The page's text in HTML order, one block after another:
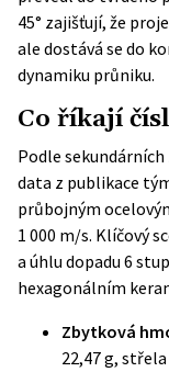
45° zajišťují, že
ale dostává se do
dynamiku průniku.
Co říkají
Podle
data z publikace
průbojným
1 000 m/s. Klíčový
a úhlu dopadu 6
hexagonálním
Zbytková
22,47 g,